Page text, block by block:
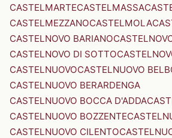
CASTELMARTECASTELMASSA
CASTELMEZZANOCASTELMOLA
CASTELNOVO BARIANO
CASTELNOVO DI SOTTO
CASTELNUOVOCASTELNUOVO
CASTELNUOVO BERARDENGA
CASTELNUOVO BOCCA D'ADDA
CASTELNUOVO BOZZENTE
CASTELNUOVO CILENTO